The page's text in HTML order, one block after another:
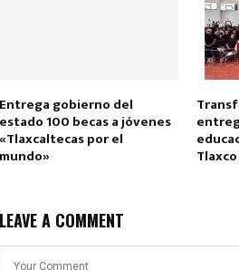
Entrega gobierno del
estado 100 becas a jóvenes
«Tlaxcaltecas por el
mundo»
LEAVE A COMMENT